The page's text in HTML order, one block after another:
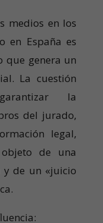
medios en los
en España es
que genera un
La cuestión
la
del jurado,
legal,
de una
y de un «juicio